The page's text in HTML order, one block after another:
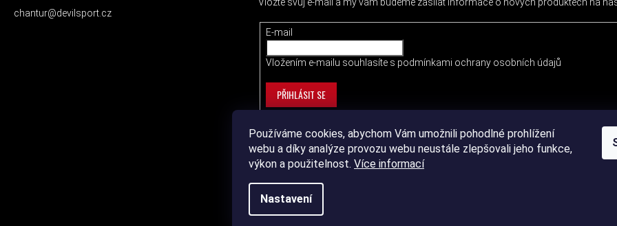
Používáme cookies, abychom Vám umožnili pohodlné prohlížení
webu a díky analýze provozu webu neustále zlepšovali jeho funkce,
výkon a použitelnost. Více informací
Nastavení
chantur@devilsport.cz
E-mail
Vložením e-mailu souhlasíte s podmínkami ochrany osobních údajů
PŘIHLÁSIT SE